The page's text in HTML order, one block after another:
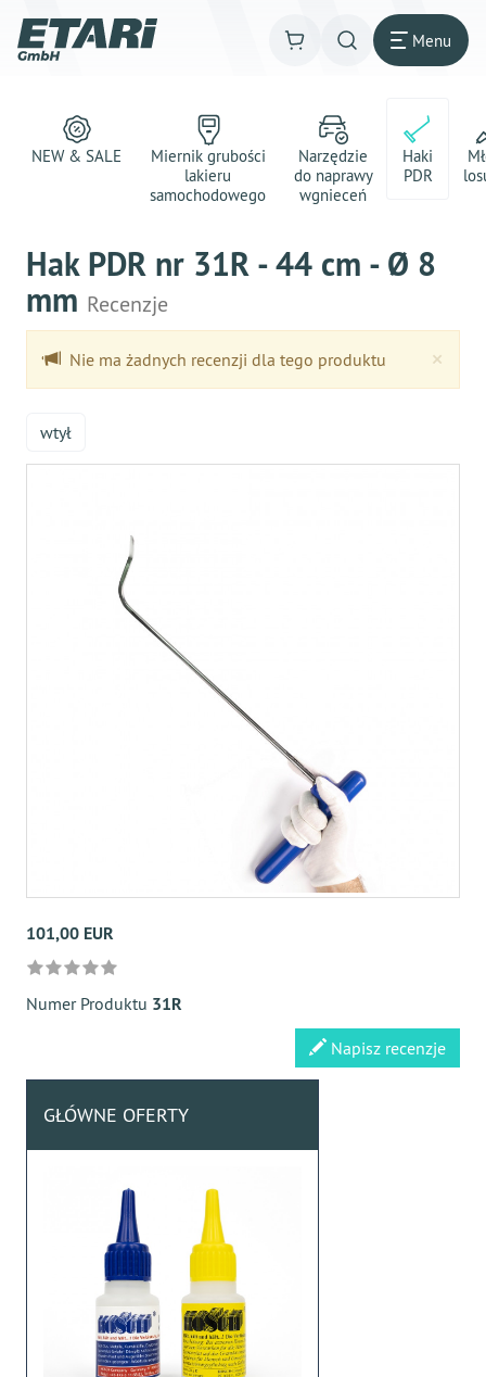
Menu
NEW & SALE
Miernik grubości
lakieru
samochodowego
Narzędzie
do naprawy
wgnieceń
Haki
PDR
Hak PDR nr 31R - 44 cm - Ø 8
mm Recenzje
×
Nie ma żadnych recenzji dla tego produktu
wtył
101,00 EUR
Numer Produktu 31R
Napisz recenzje
GŁÓWNE OFERTY